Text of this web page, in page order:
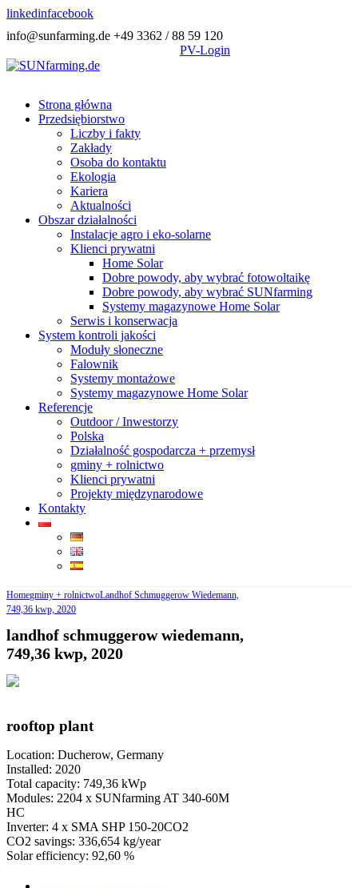
linkedinfacebook
info@sunfarming.de +49 3362 / 88 59 120
PV-Login
Strona główna
Przedsiębiorstwo
Liczby i fakty
Zakłady
Osoba do kontaktu
Ekologia
Kariera
Aktualności
Obszar działalności
Instalacje agro i eko-solarne
Klienci prywatni
Home Solar
Dobre powody, aby wybrać fotowoltaikę
Dobre powody, aby wybrać SUNfarming
Systemy magazynowe Home Solar
Serwis i konserwacja
System kontroli jakości
Moduły słoneczne
Falownik
Systemy montażowe
Systemy magazynowe Home Solar
Referencje
Outdoor / Inwestorzy
Polska
Działalność gospodarcza + przemysł
gminy + rolnictwo
Klienci prywatni
Projekty międzynarodowe
Kontakty
Homegminy + rolnictwoLandhof Schmuggerow Wiedemann,
749,36 kwp, 2020
landhof schmuggerow wiedemann,
749,36 kwp, 2020
rooftop plant
Location: Ducherow, Germany
Installed: 2020
Total capacity: 749,36 kWp
Modules: 2204 x SUNfarming AT 340-60M
HC
Inverter: 4 x SMA SHP 150-20CO2
CO2 savings: 336,654 kg/year
Solar efficiency: 92,60 %